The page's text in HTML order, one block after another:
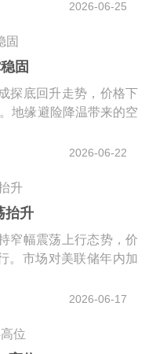
2026-06-25
固
探底回升走势，价格下
地缘避险降温带来的空
2026-06-22
抬升
窄幅震荡上行态势，价
。市场对美联储年内加
2026-06-17